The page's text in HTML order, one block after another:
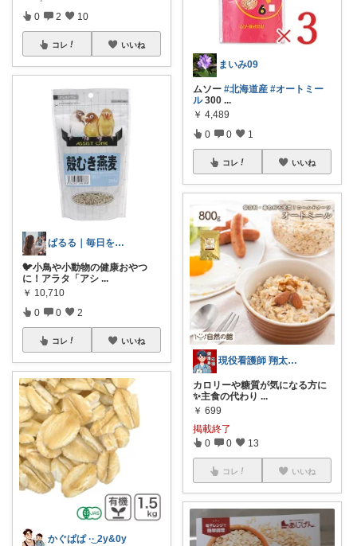
0 2 10
コレ いいね
ぱるる｜毎日を楽しく豊かにする商品✨
🐦小鳥や小動物の健康おやつ
に！アラタ「アシ ...
￥ 10,710
0 0 2
コレ いいね
かぐぱぱ ·͜· ︎︎2y&0y
まいみ09
ムソー #北海道産 #オートミー
ル300 ...
￥ 4,489
0 0 1
コレ いいね
現役看護師 翔太/健康寿命アドバイザー
カロリーや糖質が気になる方に
✨主食の代わり ...
￥ 699
掲載終了
0 0 13
コレ いいね